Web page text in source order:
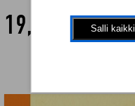
19,00 € Salli kaikki